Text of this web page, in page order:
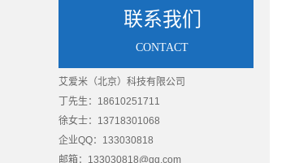
双软评估
联系我们
CONTACT
艾爱米（北京）科技有限公司
丁先生：18610251711
徐女士：13718301068
企业QQ：133030818
邮箱：133030818@qq.com